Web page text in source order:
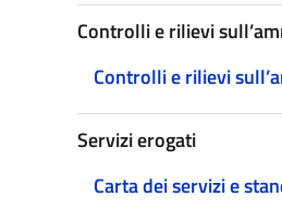
Controlli e rilievi
Controlli e rilievi
Servizi erogati
Carta dei servizi e